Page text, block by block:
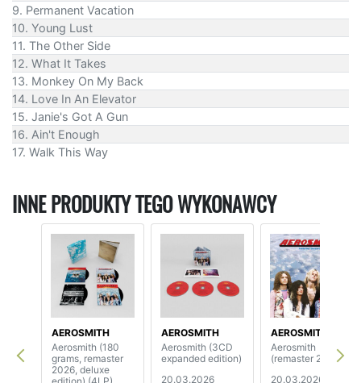
9. Permanent Vacation
10. Young Lust
11. The Other Side
12. What It Takes
13. Monkey On My Back
14. Love In An Elevator
15. Janie's Got A Gun
16. Ain't Enough
17. Walk This Way
INNE PRODUKTY TEGO WYKONAWCY
AEROSMITH
Aerosmith (180
grams, remaster
2026, deluxe
AEROSMITH
Aerosmith (3CD
expanded edition)
20.03.2026
AEROSMITH
Aerosmith
(remaster 2026)
20.03.2026